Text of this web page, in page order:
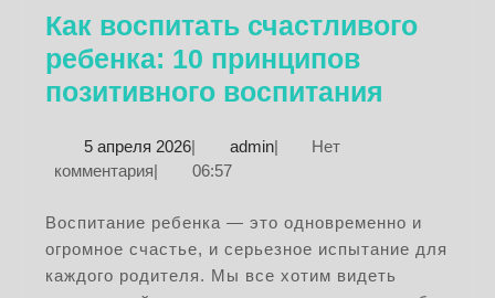
Как воспитать счастливого
ребенка: 10 принципов
позитивного воспитания
10
5 апреля 20265
апреля
| adminadmin
|
Нет
комментария| 06:57
Воспитание ребенка — это одновременно и
огромное счастье, и серьезное испытание для
каждого родителя. Мы все хотим видеть